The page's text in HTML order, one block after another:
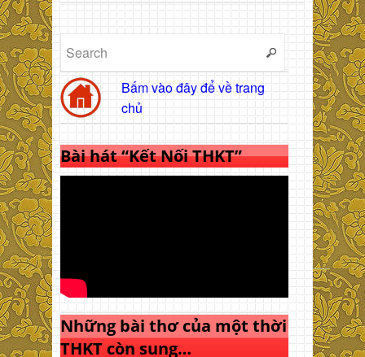
Bấm vào đây để về trang
chủ
Bài hát “Kết Nối THKT”
Những bài thơ của một thời
THKT còn sung…